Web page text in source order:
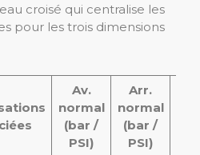
croisé qui centralise les
pour les trois dimensions
Av.
normal
(bar /
PSI)
Arr.
normal
(bar /
PSI)